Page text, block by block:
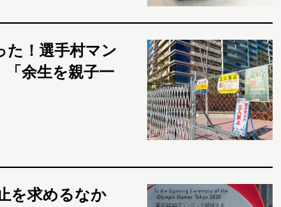
た！選手村マン
余生を親子一
を求めるなか